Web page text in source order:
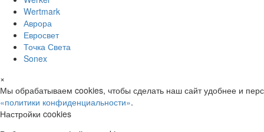
Wertmark
Аврора
Евросвет
Точка Света
Sonex
×
Мы обрабатываем cookies, чтобы сделать наш сайт удобнее и
«политики конфиденциальности».
Настройки cookies